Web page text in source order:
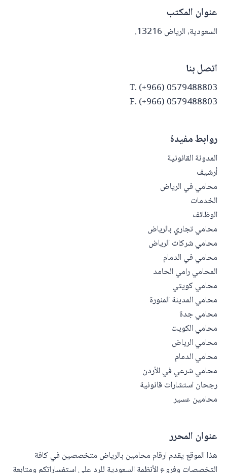
عنوان المكتب
السعودية، الرياض 13216.
اتصل بنا
T. (+966) 0579488803
F. (+966) 0579488803
روابط مفيدة
المدونة القانونية
أرشيف
محامي في الرياض
الخدمات
الوظائف
محامي تجاري بالرياض
محامي شركات الرياض
محامي في الدمام
المحامي رامي الحامد
محامي كويتي
محامي المدينة المنورة
محامي جدة
محامي الكويت
محامي الرياض
محامي الدمام
محامي شرعي في الأردن
رجحان استشارات قانونية
محامين عسير
عنوان المحرر
هذا الموقع يقدم ارقام محامين بالرياض متخصصين في كافة